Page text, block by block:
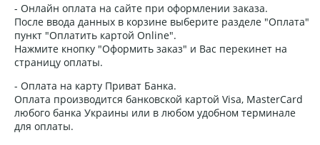
- Онлайн оплата на сайте при оформлении заказа.
После ввода данных в корзине выберите разделе "Оплата"
пункт "Оплатить картой Online".
Нажмите кнопку "Оформить заказ" и Вас перекинет на
страницу оплаты.
- Оплата на карту Приват Банка.
Оплата производится банковской картой Visa, MasterCard
любого банка Украины или в любом удобном терминале
для оплаты.